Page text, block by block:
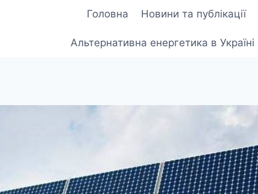
Головна Новини та публікації
Альтернативна енергетика в Україні